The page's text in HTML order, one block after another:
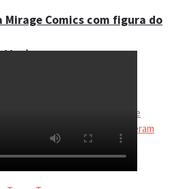
Mirage Comics com figura do